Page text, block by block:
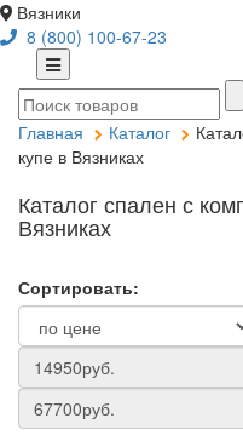
Вязники
8 (800) 100-67-23
Главная Каталог
купе в Вязниках
Каталог спален с
Вязниках
Сортировать: